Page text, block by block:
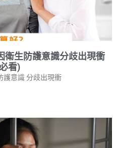
衛生防護意識分歧出現衝
看)
護意識 分歧出現衝